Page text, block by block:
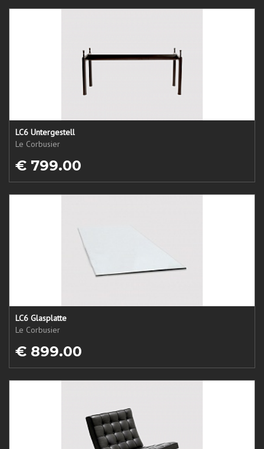
LC6 Untergestell
Le Corbusier
€ 799.00
LC6 Glasplatte
Le Corbusier
€ 899.00